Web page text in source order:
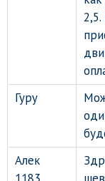
Гуру
Алек